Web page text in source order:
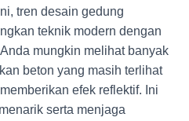
tren desain gedung
teknik modern dengan
mungkin melihat banyak
beton yang masih terlihat
efek reflektif. Ini
serta menjaga